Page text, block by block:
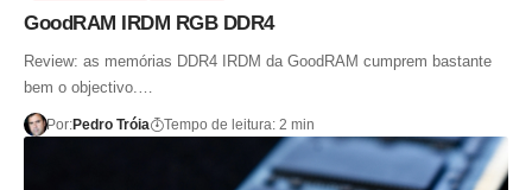
GoodRAM IRDM RGB DDR4
Review: as memórias DDR4 IRDM da GoodRAM cumprem bastante
bem o objectivo.…
Por:Pedro Tróia Tempo de leitura: 2 min